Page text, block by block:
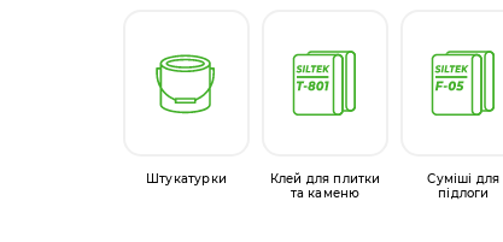
Штукатурки
Клей для плитки
та каменю
Суміші для
підлоги